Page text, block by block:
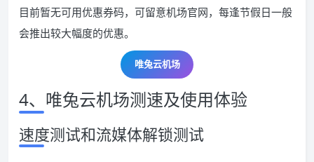
目前暂无可用优惠券码，可留意机场官网，每逢节假日一般
会推出较大幅度的优惠。
唯兔云机场
4、唯兔云机场测速及使用体验
速度测试和流媒体解锁测试